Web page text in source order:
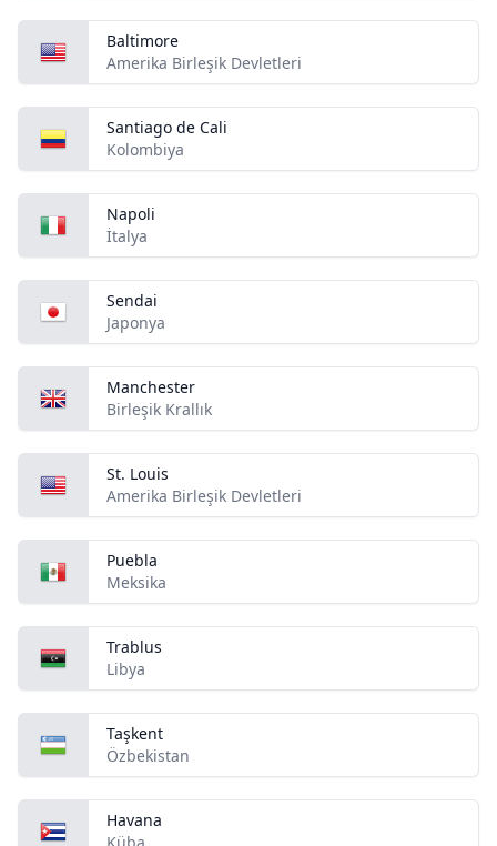
Baltimore
Amerika Birleşik Devletleri
Santiago de Cali
Kolombiya
Napoli
İtalya
Sendai
Japonya
Manchester
Birleşik Krallık
St. Louis
Amerika Birleşik Devletleri
Puebla
Meksika
Trablus
Libya
Taşkent
Özbekistan
Havana